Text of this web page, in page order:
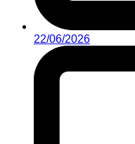
22/06/2026